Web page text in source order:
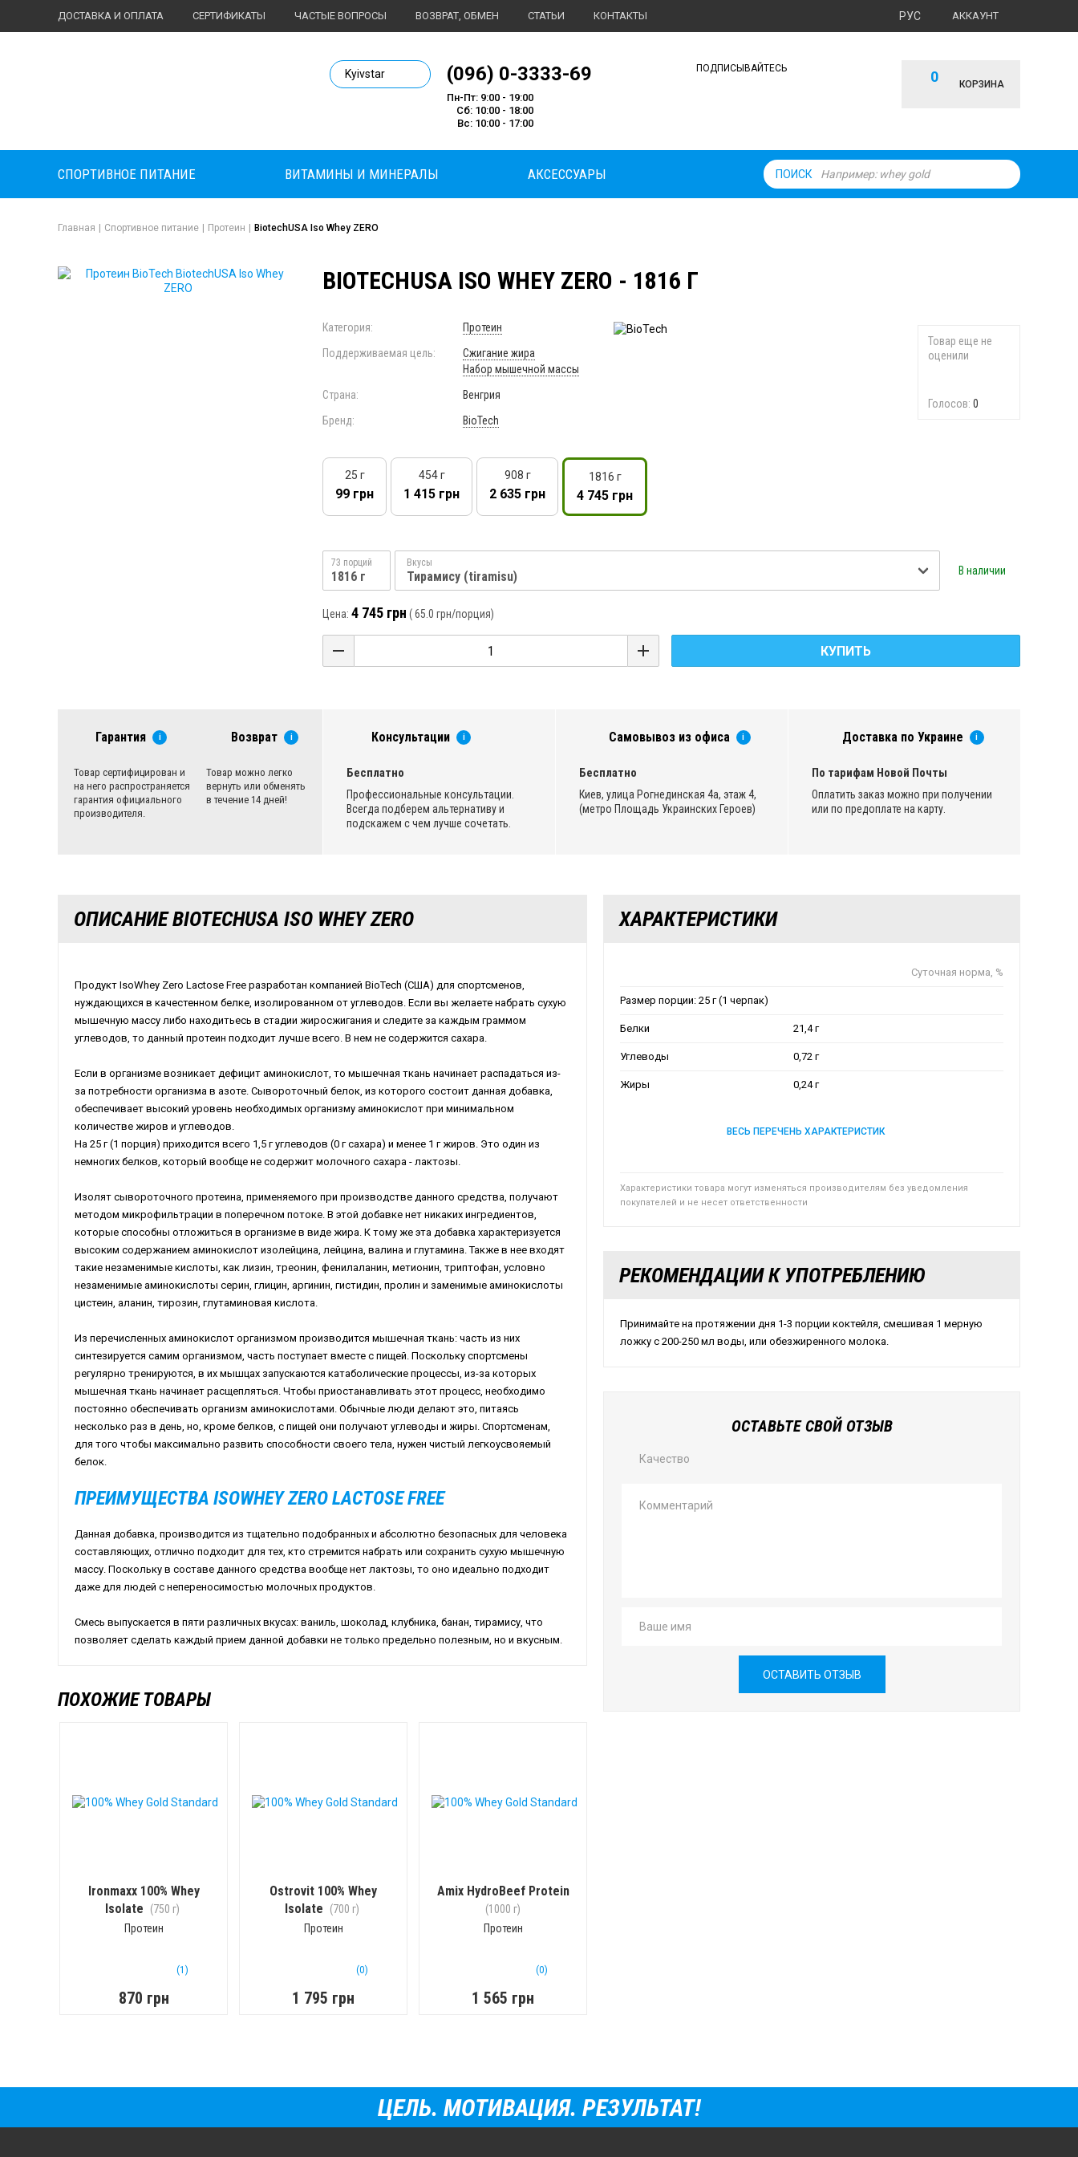
ДОСТАВКА И ОПЛАТА СЕРТИФИКАТЫ ЧАСТЫЕ ВОПРОСЫ ВОЗВРАТ, ОБМЕН СТАТЬИ КОНТАКТЫ АККАУНТ
РУС
Body Market №1 магазин спортивного питания
Kyivstar (096) 0-3333-69
Пн-Пт: 9:00 - 19:00
Сб: 10:00 - 18:00
Вс: 10:00 - 17:00
0 КОРЗИНА
ПОДПИСЫВАЙТЕСЬ
ПОИСК
СПОРТИВНОЕ ПИТАНИЕ ВИТАМИНЫ И МИНЕРАЛЫ АКСЕССУАРЫ
Главная Спортивное питание Протеин BiotechUSA Iso Whey ZERO
BIOTECHUSA ISO WHEY ZERO - 1816 Г
Товар еще не
оценили
Голосов: 0
Категория:
Протеин
Поддерживаемая цель:
Сжигание жира
Набор мышечной массы
Страна:
Венгрия
Бренд:
BioTech
25 г
99 грн
454 г
1 415 грн
908 г
2 635 грн
1816 г
4 745 грн
73 порций
1816 г
Вкусы
Тирамису (tiramisu) В наличии
Цена: 4 745 грн (65.0 грн/порция)
КУПИТЬ
Гарантия i
Товар сертифицирован и
на него распространяется
гарантия официального
производителя.
Возврат i
Товар можно легко
вернуть или обменять
в течение 14 дней!
Консультации i
Бесплатно
Профессиональные консультации.
Всегда подберем альтернативу и
подскажем с чем лучше сочетать.
Самовывоз из офиса i
Бесплатно
Киев, улица Рогнединская 4а, этаж 4,
(метро Площадь Украинских Героев)
Доставка по Украине i
По тарифам Новой Почты
Оплатить заказ можно при получении
или по предоплате на карту.
ОПИСАНИЕ BIOTECHUSA ISO WHEY ZERO
Продукт IsoWhey Zero Lactose Free разработан компанией BioTech (США) для спортсменов,
нуждающихся в качестенном белке, изолированном от углеводов. Если вы желаете набрать сухую
мышечную массу либо находитьесь в стадии жиросжигания и следите за каждым граммом
углеводов, то данный протеин подходит лучше всего. В нем не содержится сахара.
Если в организме возникает дефицит аминокислот, то мышечная ткань начинает распадаться из-
за потребности организма в азоте. Сывороточный белок, из которого состоит данная добавка,
обеспечивает высокий уровень необходимых организму аминокислот при минимальном
количестве жиров и углеводов.
На 25 г (1 порция) приходится всего 1,5 г углеводов (0 г сахара) и менее 1 г жиров. Это один из
немногих белков, который вообще не содержит молочного сахара - лактозы.
Изолят сывороточного протеина, применяемого при производстве данного средства, получают
методом микрофильтрации в поперечном потоке. В этой добавке нет никаких ингредиентов,
которые способны отложиться в организме в виде жира. К тому же эта добавка характеризуется
высоким содержанием аминокислот изолейцина, лейцина, валина и глутамина. Также в нее входят
такие незаменимые кислоты, как лизин, треонин, фенилаланин, метионин, триптофан, условно
незаменимые аминокислоты серин, глицин, аргинин, гистидин, пролин и заменимые аминокислоты
цистеин, аланин, тирозин, глутаминовая кислота.
Из перечисленных аминокислот организмом производится мышечная ткань: часть из них
синтезируется самим организмом, часть поступает вместе с пищей. Поскольку спортсмены
регулярно тренируются, в их мышцах запускаются катаболические процессы, из-за которых
мышечная ткань начинает расщепляться. Чтобы приостанавливать этот процесс, необходимо
постоянно обеспечивать организм аминокислотами. Обычные люди делают это, питаясь
несколько раз в день, но, кроме белков, с пищей они получают углеводы и жиры. Спортсменам,
для того чтобы максимально развить способности своего тела, нужен чистый легкоусвояемый
белок.
ПРЕИМУЩЕСТВА ISOWHEY ZERO LACTOSE FREE
Данная добавка, производится из тщательно подобранных и абсолютно безопасных для человека
составляющих, отлично подходит для тех, кто стремится набрать или сохранить сухую мышечную
массу. Поскольку в составе данного средства вообще нет лактозы, то оно идеально подходит
даже для людей с непереносимостью молочных продуктов.
Смесь выпускается в пяти различных вкусах: ваниль, шоколад, клубника, банан, тирамису, что
позволяет сделать каждый прием данной добавки не только предельно полезным, но и вкусным.
ПОХОЖИЕ ТОВАРЫ
Ironmaxx 100% Whey
Isolate
(750 г)
Протеин
(1)
870 грн
Ostrovit 100% Whey
Isolate
(700 г)
Протеин
(0)
1 795 грн
Amix HydroBeef Protein
(1000 г)
Протеин
(0)
1 565 грн
ХАРАКТЕРИСТИКИ
Суточная норма, %
Размер порции: 25 г (1 черпак)
Белки 21,4 г
Углеводы 0,72 г
Жиры 0,24 г
ВЕСЬ ПЕРЕЧЕНЬ ХАРАКТЕРИСТИК
Характеристики товара могут изменяться производителям без уведомления
покупателей и не несет ответственности
РЕКОМЕНДАЦИИ К УПОТРЕБЛЕНИЮ
Принимайте на протяжении дня 1-3 порции коктейля, смешивая 1 мерную
ложку с 200-250 мл воды, или обезжиренного молока.
ОСТАВЬТЕ СВОЙ ОТЗЫВ
Качество
ОСТАВИТЬ ОТЗЫВ
ЦЕЛЬ. МОТИВАЦИЯ. РЕЗУЛЬТАТ!